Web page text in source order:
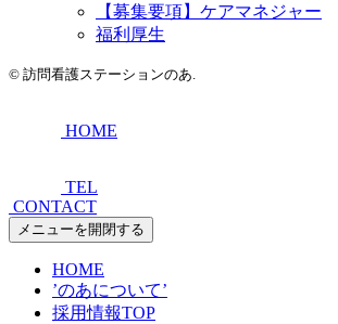
【募集要項】ケアマネジャー
福利厚生
© 訪問看護ステーションのあ.
HOME
TEL
CONTACT
メニューを開閉する
HOME
’のあについて’
採用情報TOP